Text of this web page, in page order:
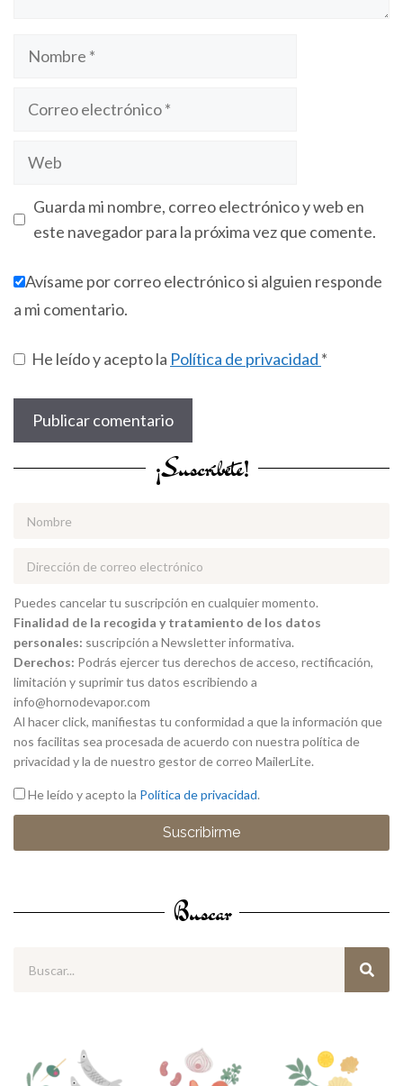
Guarda mi nombre, correo electrónico y web en
este navegador para la próxima vez que comente.
Avísame por correo electrónico si alguien responde
a mi comentario.
He leído y acepto la Política de privacidad *
¡Suscríbete!
Puedes cancelar tu suscripción en cualquier momento.
Finalidad de la recogida y tratamiento de los datos
personales: suscripción a Newsletter informativa.
Derechos: Podrás ejercer tus derechos de acceso, rectificación,
limitación y suprimir tus datos escribiendo a
info@hornodevapor.com
Al hacer click, manifiestas tu conformidad a que la información que
nos facilitas sea procesada de acuerdo con nuestra política de
privacidad y la de nuestro gestor de correo MailerLite.
He leído y acepto la Política de privacidad.
Suscribirme
Buscar